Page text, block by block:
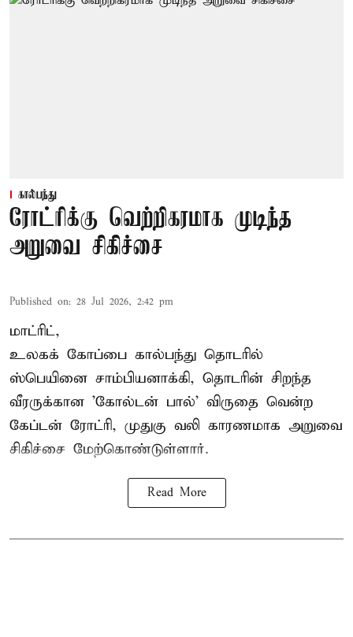
கால்பந்து
ரோட்ரிக்கு வெற்றிகரமாக முடிந்த
அறுவை சிகிச்சை
Published on: 28 Jul 2026, 2:42 pm
மாட்ரிட்,
உலகக் கோப்பை கால்பந்து தொடரில்
ஸ்பெயினை சாம்பியனாக்கி, தொடரின் சிறந்த
வீரருக்கான 'கோல்டன் பால்' விருதை வென்ற
கேப்டன் ரோட்ரி, முதுகு வலி காரணமாக அறுவை
சிகிச்சை மேற்கொண்டுள்ளார்.
Read More